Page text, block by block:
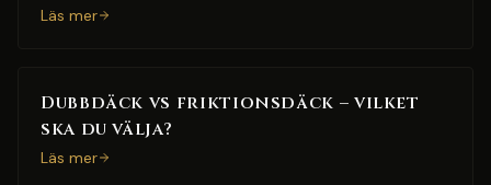
Läs mer
Dubbdäck vs friktionsdäck – vilket
ska du välja?
Läs mer